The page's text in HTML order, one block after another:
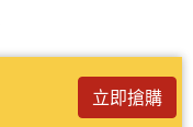
立即搶購